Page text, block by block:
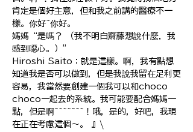
肯定是個好主意，但和我之前講的醫療不一
樣。你好~你好。
媽媽“是嗎？ （我不明白齋藤想說什麼，我
感到噁心。）”
Hiroshi Saito：就是這樣。啊，我有點想
知道我是否可以做到，但是我說我留在足利更
容易，我當然要創建一個我可以和choco
choco一起去的系統。我可能要配合媽媽一
點，但是啊~~~~~~~！哦，是的，好吧，我現
在正在考慮這個〜。 』\